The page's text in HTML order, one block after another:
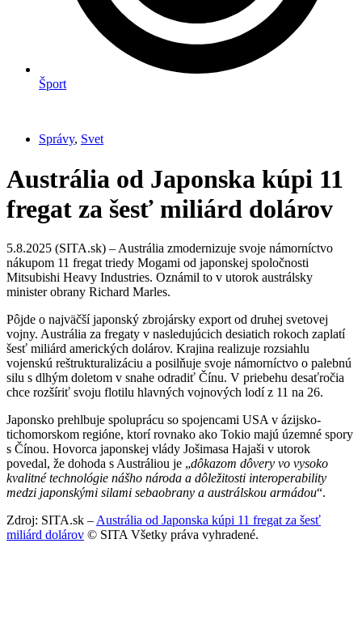
Šport
Správy, Svet
Austrália od Japonska kúpi 11
fregat za šesť miliárd dolárov
5.8.2025 (SITA.sk) – Austrália zmodernizuje svoje námorníctvo
nákupom 11 fregat triedy Mogami od japonskej spoločnosti
Mitsubishi Heavy Industries. Oznámil to v utorok austrálsky
minister obrany Richard Marles.
Pôjde o najväčší japonský zbrojársky export od druhej svetovej
vojny. Austrália za fregaty v nasledujúcich desiatich rokoch zaplatí
šesť miliárd amerických dolárov. Krajina realizuje rozsiahlu
vojenskú reštrukturalizáciu a posilňuje svoje námorníctvo o palebnú
silu s dlhým doletom v snahe odradiť Čínu. V priebehu desaťročia
chce rozšíriť svoju flotilu hlavných vojnových lodí z 11 na 26.
Japonsko prehlbuje spoluprácu so spojencami USA v ázijsko-
tichomorskom regióne, ktorí rovnako ako Tokio majú územné spory
s Čínou. Hovorca japonskej vlády Jošimasa Hajaši v utorok
povedal, že dohoda s Austráliou je „dôkazom dôvery vo vysoko
kvalitné technológie nášho národa a dôležitosti interoperability
medzi japonskými silami sebaobrany a austrálskou armádou“.
Zdroj: SITA.sk – Austrália od Japonska kúpi 11 fregat za šesť
miliárd dolárov © SITA Všetky práva vyhradené.